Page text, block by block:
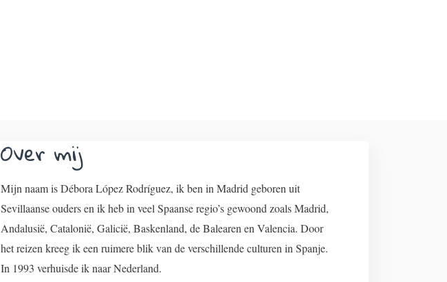
Over mij
Mijn naam is Débora López Rodríguez, ik ben in Madrid geboren uit
Sevillaanse ouders en ik heb in veel Spaanse regio’s gewoond zoals Madrid,
Andalusië, Catalonië, Galicië, Baskenland, de Balearen en Valencia. Door
het reizen kreeg ik een ruimere blik van de verschillende culturen in Spanje.
In 1993 verhuisde ik naar Nederland.